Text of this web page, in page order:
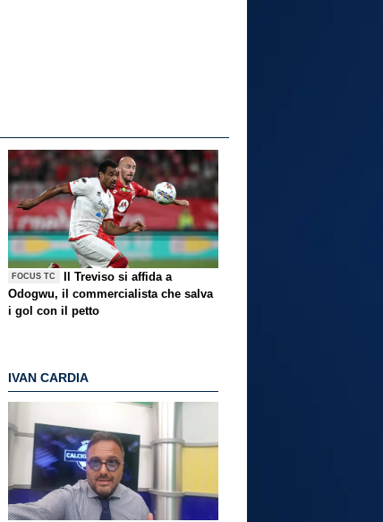
FOCUS TC
Il Treviso si affida a
Odogwu, il commercialista che salva
i gol con il petto
IVAN CARDIA